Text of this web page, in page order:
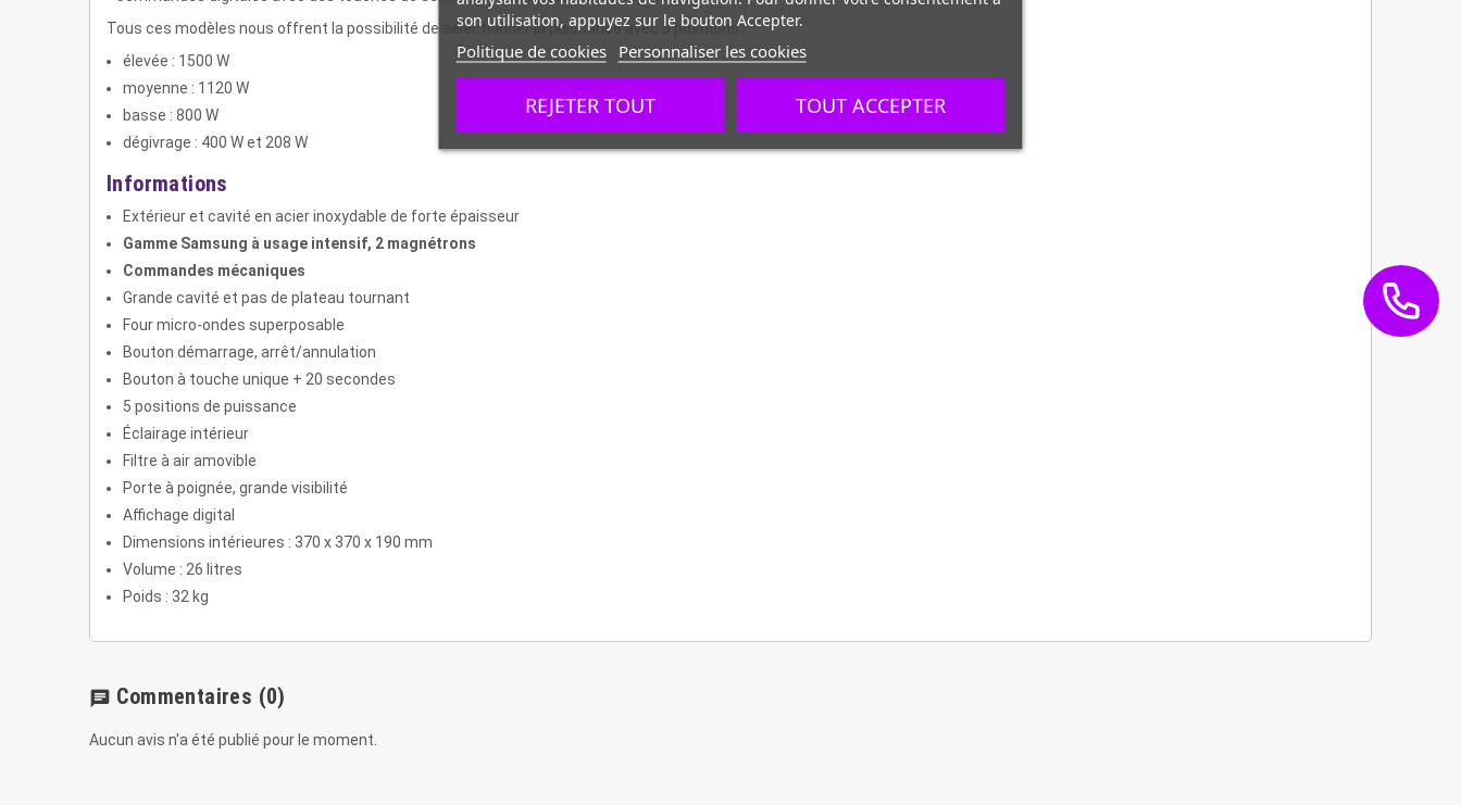
Tous ces modèles nous offrent la possibilité de sélectionner la puissance avec 5 positions :
élevée : 1500 W
moyenne : 1120 W
basse : 800 W
dégivrage : 400 W et 208 W
Informations
Extérieur et cavité en acier inoxydable de forte épaisseur
Gamme Samsung à usage intensif, 2 magnétrons
Commandes mécaniques
Grande cavité et pas de plateau tournant
Four micro-ondes superposable
Bouton démarrage, arrêt/annulation
Bouton à touche unique + 20 secondes
5 positions de puissance
Éclairage intérieur
Filtre à air amovible
Porte à poignée, grande visibilité
Affichage digital
Dimensions intérieures : 370 x 370 x 190 mm
Volume : 26 litres
Poids : 32 kg
chat Commentaires (0)
Aucun avis n'a été publié pour le moment.
son utilisation, appuyez sur le bouton Accepter.
Politique de cookies Personnaliser les cookies
REJETER TOUT TOUT ACCEPTER